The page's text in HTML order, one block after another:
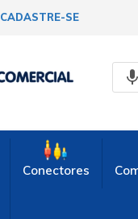
CADASTRE-SE
Conectores